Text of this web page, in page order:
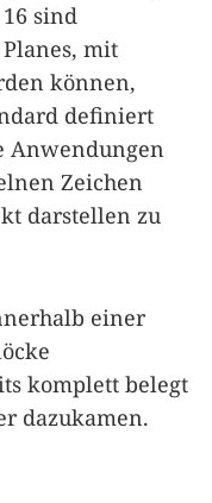
sind
mit
können,
definiert
Anwendungen
Zeichen
darstellen zu
einer
komplett belegt
dazukamen.